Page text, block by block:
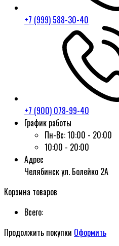
+7 (999) 588-30-40
+7 (900) 078-99-40
График работы
Пн-Вс:10:00 - 20:00
10:00 - 20:00
Адрес
Челябинск ул. Болейко 2А
Корзина товаров
Всего:
Продолжить покупки Оформить